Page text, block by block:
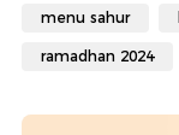
menu sahur
ramadhan 2024